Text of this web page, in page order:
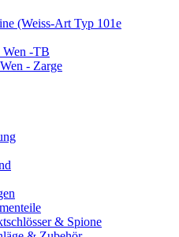
(Weiss-Art Typ 101e
Wen -TB
- Zarge
& Spione